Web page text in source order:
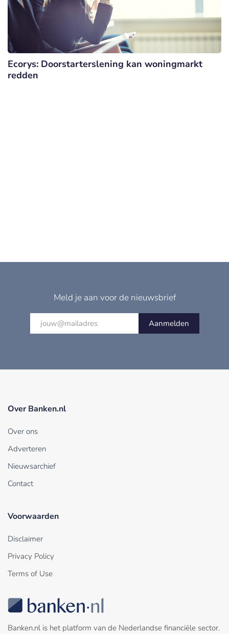
Ecorys: Doorstarterslening kan woningmarkt
redden
Meld je aan voor de nieuwsbrief
Aanmelden
Over Banken.nl
Over ons
Adverteren
Nieuwsarchief
Contact
Voorwaarden
Disclaimer
Privacy Policy
Terms of Use
Banken.nl is het platform van de Nederlandse financiële sector.